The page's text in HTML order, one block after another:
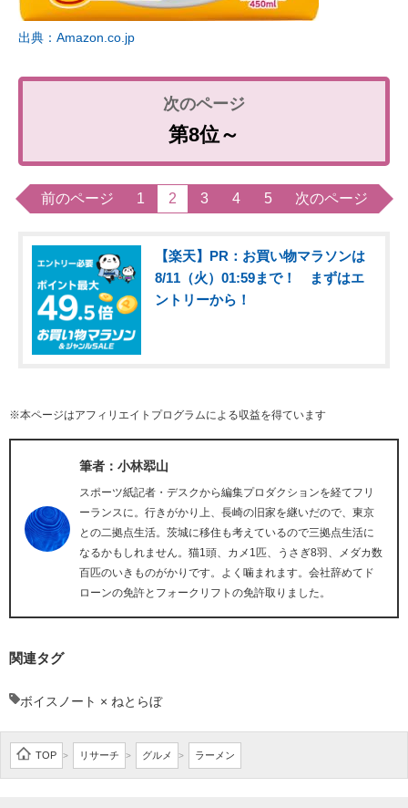
出典：Amazon.co.jp
第8位～
前のページ 1 2 3 4 5 次のページ
【楽天】PR：お買い物マラソンは
8/11（火）01:59まで！ まずはエ
ントリーから！
※本ページはアフィリエイトプログラムによる収益を得ています
筆者：小林翆山
スポーツ紙記者・デスクから編集プロダクションを経てフリ
ーランスに。行きがかり上、長崎の旧家を継いだので、東京
との二拠点生活。茨城に移住も考えているので三拠点生活に
なるかもしれません。猫1頭、カメ1匹、うさぎ8羽、メダカ数
百匹のいきものがかりです。よく噛まれます。会社辞めてド
ローンの免許とフォークリフトの免許取りました。
関連タグ
ボイスノート × ねとらぼ
TOP > リサーチ > グルメ > ラーメン